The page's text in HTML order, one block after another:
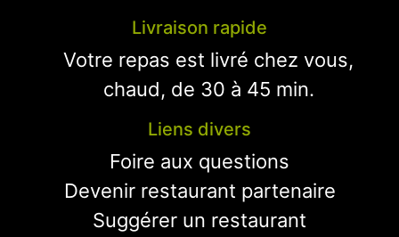
Livraison rapide
Votre repas est livré chez vous,
chaud, de 30 à 45 min.
Liens divers
Foire aux questions
Devenir restaurant partenaire
Suggérer un restaurant